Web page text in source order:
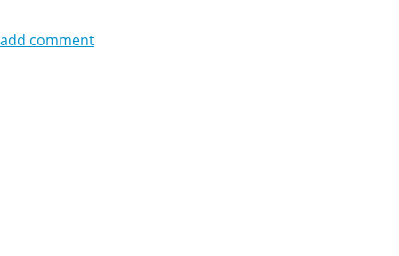
add comment